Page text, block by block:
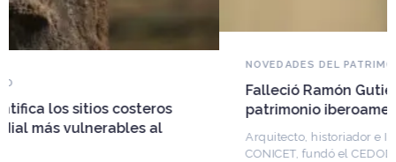
Falleció Ramón Gutiérrez, guardián del
patrimonio iberoamericano
Arquitecto, historiador e Investigador Superior del
CONICET, fundó el CEDODAL e impulsó los Seminarios